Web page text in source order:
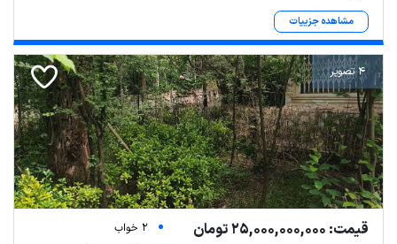
مشاهده جزییات
4 تصویر
قیمت: 25,000,000,000 تومان
2 خواب